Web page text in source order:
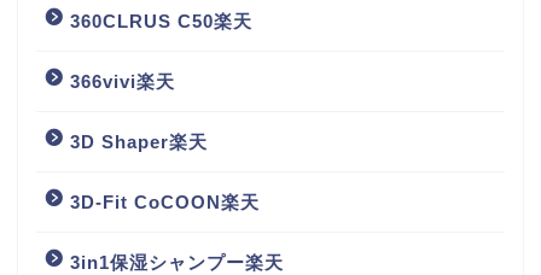
360CLRUS C50楽天
366vivi楽天
3D Shaper楽天
3D-Fit CoCOON楽天
3in1保湿シャンプー楽天